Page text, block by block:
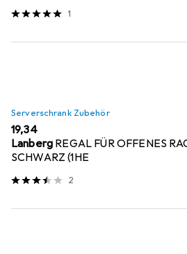
1
Serverschrank Zubehör
EUR
19,34
Lanberg REGAL FÜR OFFENES
SCHWARZ (1HE
2